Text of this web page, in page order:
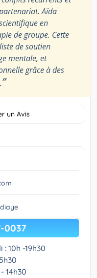
Aïda
en
de groupe. Cette
de soutien
mentale, et
grâce à des
”
un Avis
0037
10h -19h30
14h30